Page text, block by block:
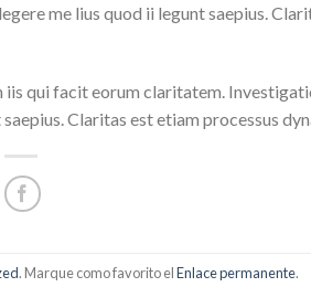
me lius quod ii legunt saepius.
iis qui facit eorum claritatem.
Claritas est etiam processus
. Marque como favorito elEnlace permanente.